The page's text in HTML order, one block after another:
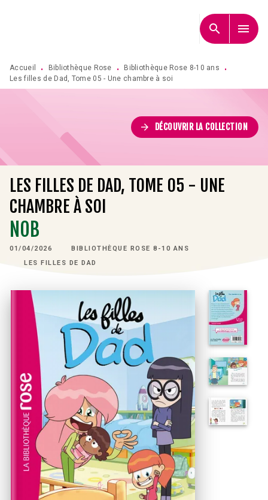
search menu
Accueil • Bibliothèque Rose • Bibliothèque Rose 8-10 ans
•
Les filles de Dad, Tome 05 - Une chambre à soi
arrow_forward DÉCOUVRIR LA COLLECTION
LES FILLES DE DAD, TOME 05 - UNE
CHAMBRE À SOI
NOB
01/04/2026
BIBLIOTHÈQUE ROSE 8-10 ANS
LES FILLES DE DAD